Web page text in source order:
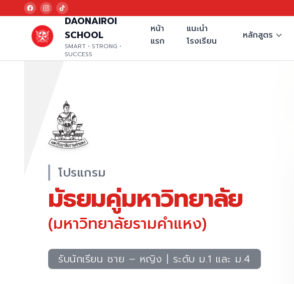
DAONAIROI
SCHOOL
SMART • STRONG •
SUCCESS
หน้า
แรก
แนะนำ
โรงเรียน
หลักสูตร
โปรแกรม
มัธยมคู่มหาวิทยาลัย
(มหาวิทยาลัยรามคำแหง)
รับนักเรียน ชาย – หญิง | ระดับ ม.1 และ ม.4